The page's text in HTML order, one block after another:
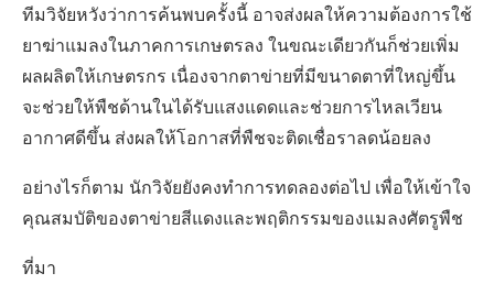
ทีมวิจัยหวังว่าการค้นพบครั้งนี้ อาจส่งผลให้ความต้องการใช้
ยาฆ่าแมลงในภาคการเกษตรลง ในขณะเดียวกันก็ช่วยเพิ่ม
ผลผลิตให้เกษตรกร เนื่องจากตาข่ายที่มีขนาดตาที่ใหญ่ขึ้น
จะช่วยให้พืชด้านในได้รับแสงแดดและช่วยการไหลเวียน
อากาศดีขึ้น ส่งผลให้โอกาสที่พืชจะติดเชื่อราลดน้อยลง
อย่างไรก็ตาม นักวิจัยยังคงทำการทดลองต่อไป เพื่อให้เข้าใจ
คุณสมบัติของตาข่ายสีแดงและพฤติกรรมของแมลงศัตรูพืช
ที่มา